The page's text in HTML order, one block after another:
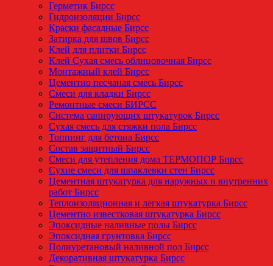
Герметик Бирсс
Гидроизоляции Бирсс
Краски фасадные Бирсс
Затирка для швов Бирсс
Клей для плитки Бирсс
Клей Сухая смесь облицовочная Бирсс
Монтажный клей Бирсс
Цементно песчаная смесь Бирсс
Смеси для кладки Бирсс
Ремонтные смеси БИРСС
Система санирующих штукатурок Бирсс
Сухая смесь для стяжки пола Бирсс
Топпинг для бетона Бирсс
Состав защитный Бирсс
Смеси для утепления дома ТЕРМОПОР Бирсс
Сухие смеси для шпаклевки стен Бирсс
Цементная штукатурка для наружных и внутренних
работ Бирсс
Теплоизоляционная и легкая штукатурка Бирсс
Цементно известковая штукатурка Бирсс
Эпоксидные наливные полы Бирсс
Эпоксидная грунтовка Бирсс
Полиуретановый наливной пол Бирсс
Декоративная штукатурка Бирсс